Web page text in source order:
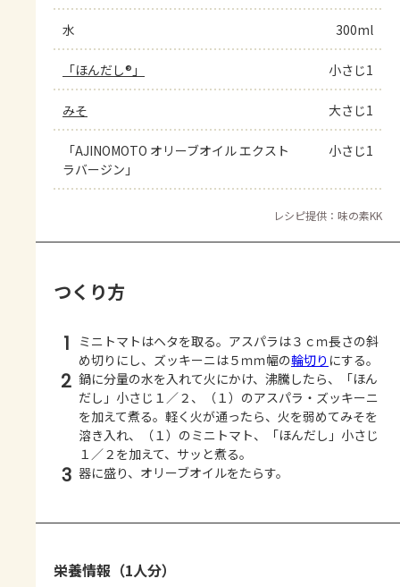
水 300ml
「ほんだし®」 小さじ1
みそ 大さじ1
「AJINOMOTO オリーブオイル エクスト
ラバージン」
小さじ1
レシピ提供：味の素KK
つくり方
1
ミニトマトはヘタを取る。アスパラは３ｃｍ長さの斜
め切りにし、ズッキーニは５ｍｍ幅の輪切り にする。
2 鍋に分量の水を入れて火にかけ、沸騰したら、「ほん
だし」小さじ１／２、（１）のアスパラ・ズッキーニ
を加えて煮る。軽く火が通ったら、火を弱めてみそを
溶き入れ、（１）のミニトマト、「ほんだし」小さじ
１／２を加えて、サッと煮る。
3 器に盛り、オリーブオイルをたらす。
栄養情報（1人分）